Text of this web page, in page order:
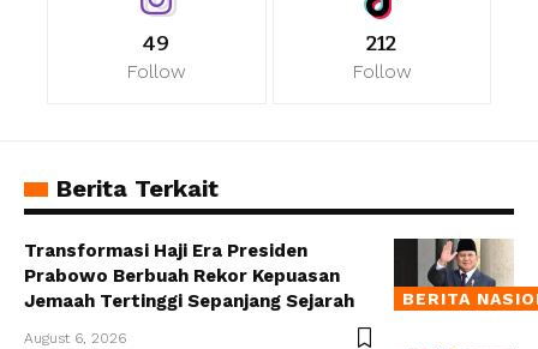
49
Follow
212
Follow
Berita Terkait
BERITA
Transformasi Haji Era Presiden
Prabowo Berbuah Rekor Kepuasan
Jemaah Tertinggi Sepanjang Sejarah
August 6, 2026